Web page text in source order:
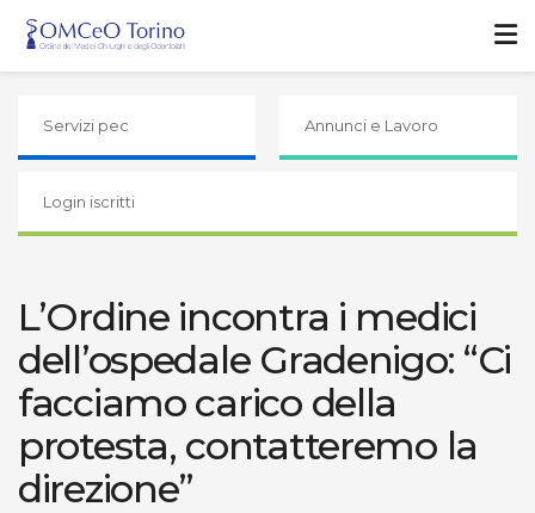
Servizi pec Annunci e Lavoro
Login iscritti
L’Ordine incontra i medici
dell’ospedale Gradenigo: “Ci
facciamo carico della
protesta, contatteremo la
direzione”